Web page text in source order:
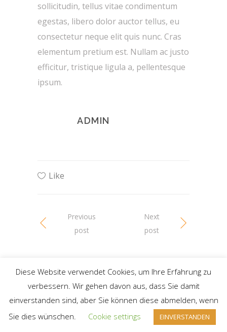
sollicitudin, tellus vitae condimentum
egestas, libero dolor auctor tellus, eu
consectetur neque elit quis nunc. Cras
elementum pretium est. Nullam ac justo
efficitur, tristique ligula a, pellentesque
ipsum.
ADMIN
Like
Previous
post
Next
post
Diese Website verwendet Cookies, um Ihre Erfahrung zu
verbessern. Wir gehen davon aus, dass Sie damit
einverstanden sind, aber Sie können diese abmelden, wenn
Sie dies wünschen.
Cookie settings EINVERSTANDEN